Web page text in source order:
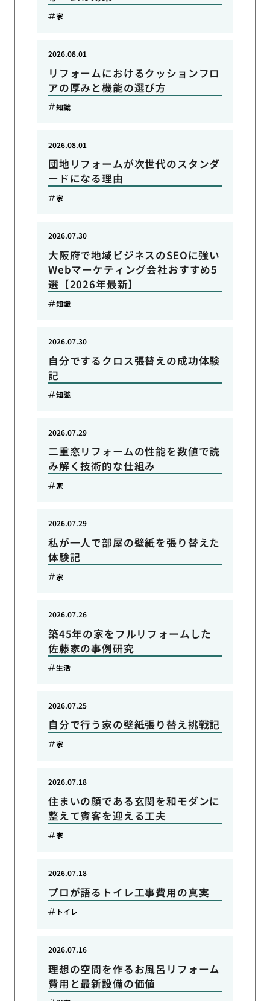
家
リフォームにおけるクッションフロ
アの厚みと機能の選び方
2026.08.01
知識
団地リフォームが次世代のスタンダ
ードになる理由
2026.08.01
家
大阪府で地域ビジネスのSEOに強い
Webマーケティング会社おすすめ5
選【2026年最新】
2026.07.30
知識
自分でするクロス張替えの成功体験
記
2026.07.30
知識
二重窓リフォームの性能を数値で読
み解く技術的な仕組み
2026.07.29
家
私が一人で部屋の壁紙を張り替えた
体験記
2026.07.29
家
築45年の家をフルリフォームした
佐藤家の事例研究
2026.07.26
生活
自分で行う家の壁紙張り替え挑戦記
2026.07.25
家
住まいの顔である玄関を和モダンに
整えて賓客を迎える工夫
2026.07.18
家
プロが語るトイレ工事費用の真実
2026.07.18
トイレ
理想の空間を作るお風呂リフォーム
費用と最新設備の価値
2026.07.16